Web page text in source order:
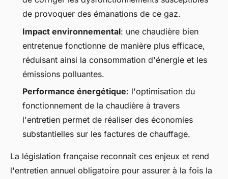
de provoquer des émanations de ce gaz.
Impact environnemental: une chaudière bien
entretenue fonctionne de manière plus efficace,
réduisant ainsi la consommation d'énergie et les
émissions polluantes.
Performance énergétique: l'optimisation du
fonctionnement de la chaudière à travers
l'entretien permet de réaliser des économies
substantielles sur les factures de chauffage.
La législation française reconnaît ces enjeux et rend
l'entretien annuel obligatoire pour assurer à la fois la